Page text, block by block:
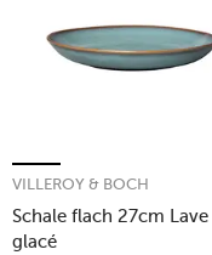
Schale flach 27cm Lave
glacé
VILLEROY & BOCH